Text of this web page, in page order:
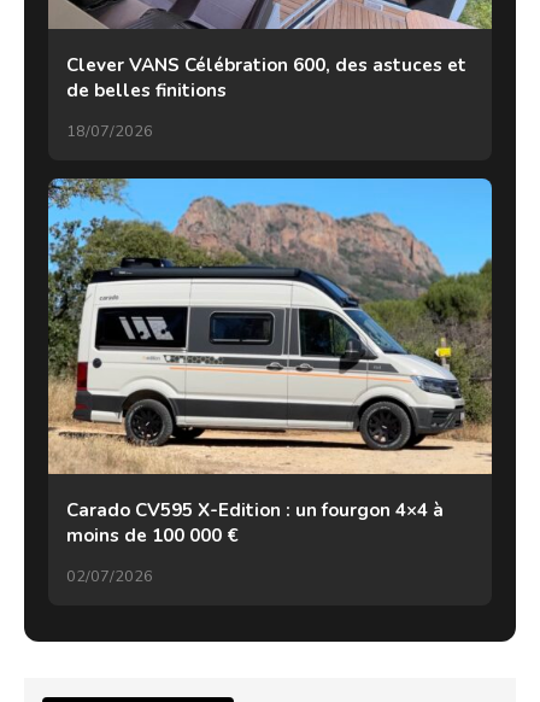
Clever VANS Célébration 600, des astuces et
de belles finitions
18/07/2026
Carado CV595 X-Edition : un fourgon 4×4 à
moins de 100 000 €
02/07/2026